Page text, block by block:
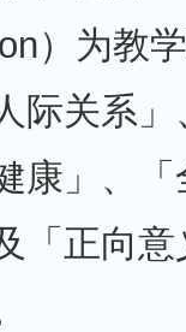
）为教
际关系
康」、
「正向